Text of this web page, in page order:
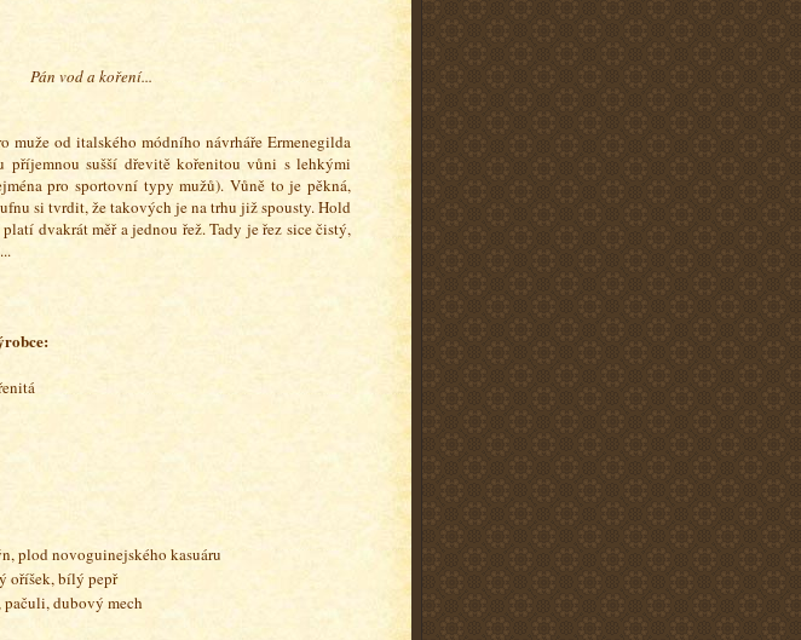
Pán vod a koření...
muže od italského módního návrháře Ermenegilda
příjemnou sušší dřevitě kořenitou vůni s lehkými
pro sportovní typy mužů). Vůně to je pěkná,
si tvrdit, že takových je na trhu již spousty. Hold
dvakrát měř a jednou řež. Tady je řez sice čistý,
plod novoguinejského kasuáru
oříšek, bílý pepř
pačuli, dubový mech